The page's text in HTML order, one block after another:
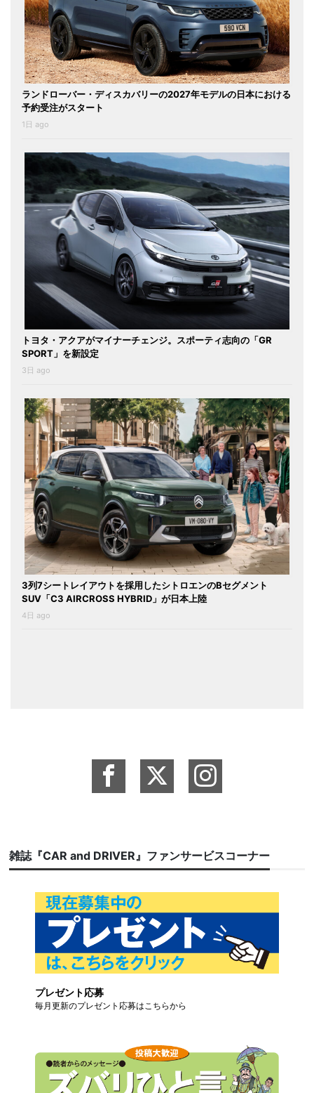
ランドローバー・ディスカバリーの2027年モデルの日本における
予約受注がスタート
1日 ago
トヨタ・アクアがマイナーチェンジ。スポーティ志向の「GR
SPORT」を新設定
3日 ago
3列7シートレイアウトを採用したシトロエンのBセグメント
SUV「C3 AIRCROSS HYBRID」が日本上陸
4日 ago
雑誌『CAR and DRIVER』ファンサービスコーナー
プレゼント応募
毎月更新のプレゼント応募はこちらから